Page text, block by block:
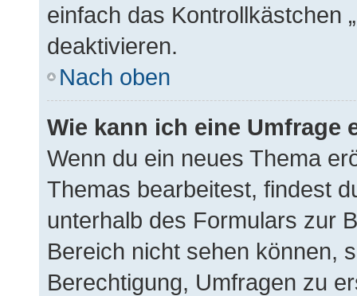
einfach das Kontrollkästchen
deaktivieren.
Nach oben
Wie kann ich eine Umfrage
Wenn du ein neues Thema
Themas bearbeitest, findest
unterhalb des Formulars zur
Bereich nicht sehen können,
Berechtigung, Umfragen zu